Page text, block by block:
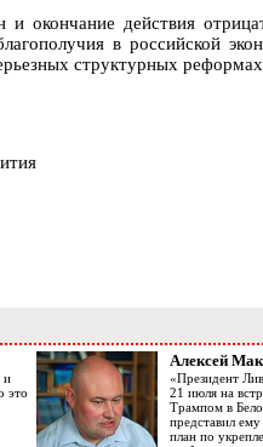
действия
в российской
структурных
и
это
Алексей
«Президент
21 июля на
Трампом в
представил
план по